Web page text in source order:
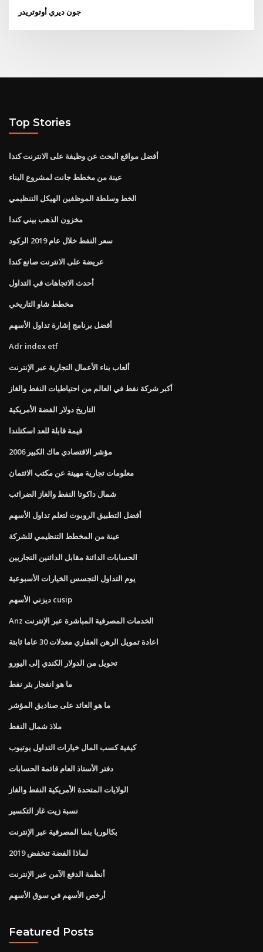
جون ديري أوتوتريدر
Top Stories
أفضل مواقع البحث عن وظيفة على الانترنت كندا
عينة من مخطط جانت لمشروع البناء
الخط وسلطة الموظفين الهيكل التنظيمي
مخزون الذهب بيني كندا
سعر النفط خلال عام 2019 الركود
عريضة على الانترنت صانع كندا
أحدث الاتجاهات في التداول
مخطط شاو التاريخي
أفضل برنامج إشارة تداول الأسهم
Adr index etf
ألعاب بناء الأعمال التجارية عبر الإنترنت
أكبر شركة نفط في العالم من احتياطيات النفط والغاز
التاريخ دولار الفضة الأمريكية
قيمة قابلة للعد اسكتلندا
مؤشر الاقتصادي ماك الكبير 2006
معلومات تجارية مهينة عن مكتب الائتمان
شمال داكوتا النفط والغاز الضرائب
أفضل التطبيق الروبوت لتعلم تداول الأسهم
عينة من المخطط التنظيمي للشركة
الحسابات الدائنة مقابل الدائنين التجاريين
يوم التداول التجسس الخيارات الأسبوعية
ديزني الأسهم cusip
Anz الخدمات المصرفية المباشرة عبر الإنترنت
اعادة تمويل الرهن العقاري معدلات 30 عاما ثابتة
تحويل من الدولار الكندي إلى اليورو
ما هو انفجار بئر نفط
ما هو العائد على صناديق المؤشر
ملاذ شمال النفط
كيفية كسب المال خيارات التداول يوتيوب
دفتر الأستاذ العام قائمة الحسابات
الولايات المتحدة الأمريكية النفط والغاز
نسبة زيت غاز التكسير
بكالوريا بنما المصرفية عبر الإنترنت
لماذا الفضة تنخفض 2019
أنظمة الدفع الآمن عبر الإنترنت
أرخص الأسهم في سوق الأسهم
Featured Posts